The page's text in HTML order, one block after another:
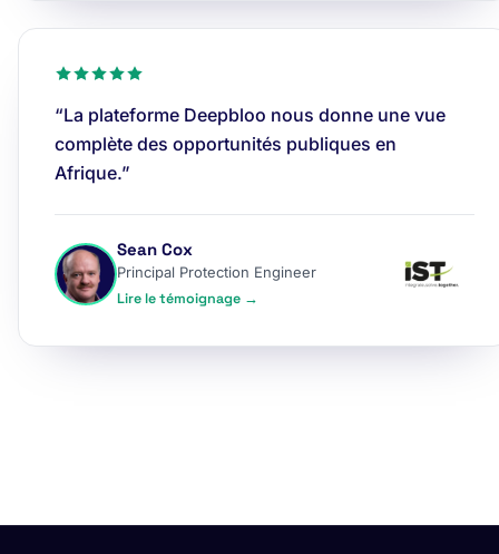
“La plateforme Deepbloo nous donne une vue
complète des opportunités publiques en
Afrique.”
Sean Cox
Principal Protection Engineer
Lire le témoignage →